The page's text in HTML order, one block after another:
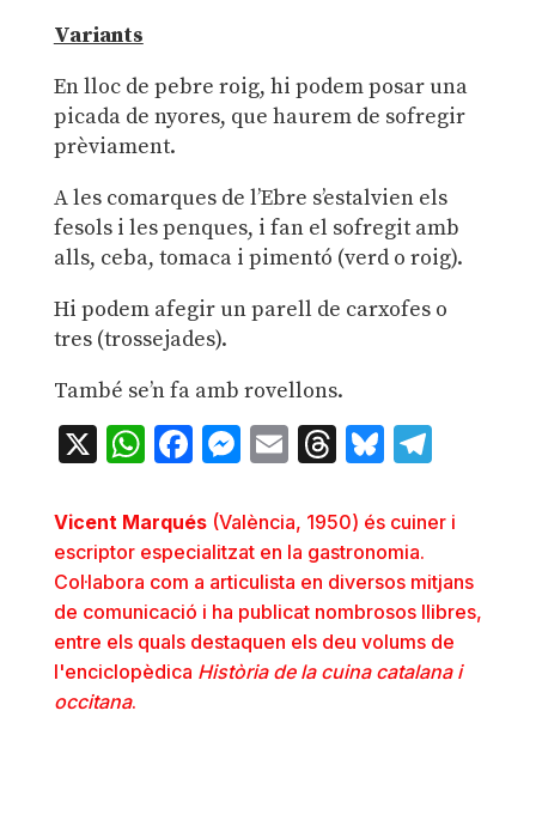
Variants
En lloc de pebre roig, hi podem posar una
picada de nyores, que haurem de sofregir
prèviament.
A les comarques de l’Ebre s’estalvien els
fesols i les penques, i fan el sofregit amb
alls, ceba, tomaca i pimentó (verd o roig).
Hi podem afegir un parell de carxofes o
tres (trossejades).
També se’n fa amb rovellons.
X WhatsApp
Facebook
Messenger
EmailThreads
Bluesky
Vicent Marqués(València, 1950) és cuiner i
escriptor especialitzat en la gastronomia.
Col·labora com a articulista en diversos mitjans
de comunicació i ha publicat nombrosos llibres,
entre els quals destaquen els deu volums de
l'enciclopèdica Història de la cuina catalana i
occitana.